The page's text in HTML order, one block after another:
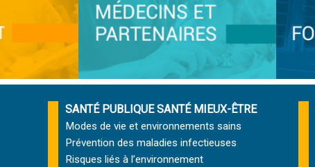
SANTÉ PUBLIQUE SANTÉ MIEUX-ÊTRE
Modes de vie et environnements sains
Prévention des maladies infectieuses
Risques liés à l’environnement